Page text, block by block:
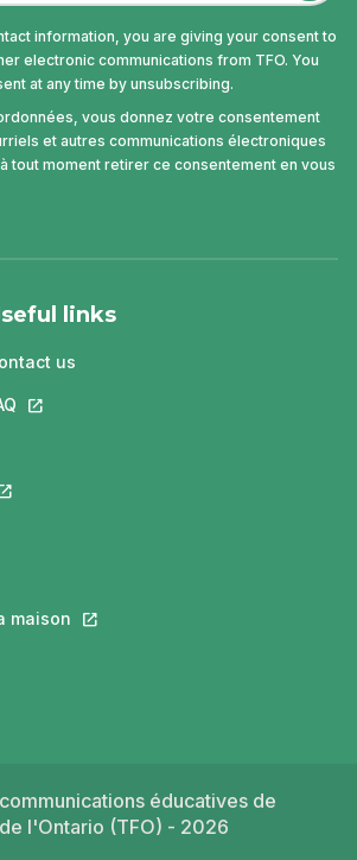
information, you are giving your consent to
electronic communications from TFO. You
at any time by unsubscribing.
vous donnez votre consentement
et autres communications électroniques
tout moment retirer ce consentement en vous
will open in a new tab.
open in a new tab.
link will open in a new tab.
links
us
This link will open in a new tab.
in a new tab.
maison This link will open in a new tab.
open in a new tab.
in a new tab.
éducatives de
l'Ontario (TFO) - 2026